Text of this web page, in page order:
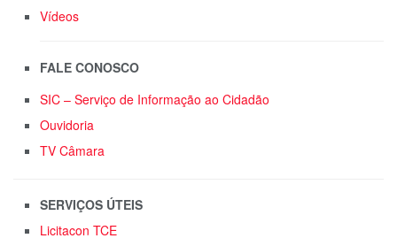
Vídeos
FALE CONOSCO
SIC – Serviço de Informação ao Cidadão
Ouvidoria
TV Câmara
SERVIÇOS ÚTEIS
Licitacon TCE